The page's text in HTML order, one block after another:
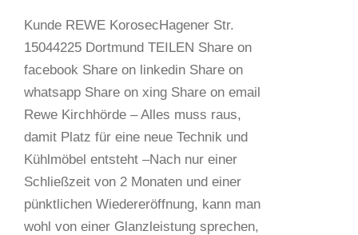
Kunde REWE KorosecHagener Str.
15044225 Dortmund TEILEN Share on
facebook Share on linkedin Share on
whatsapp Share on xing Share on email
Rewe Kirchhörde – Alles muss raus,
damit Platz für eine neue Technik und
Kühlmöbel entsteht –Nach nur einer
Schließzeit von 2 Monaten und einer
pünktlichen Wiedereröffnung, kann man
wohl von einer Glanzleistung sprechen,